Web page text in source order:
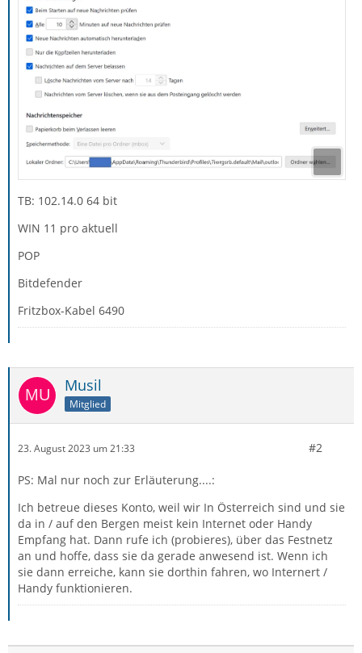
TB: 102.14.0 64 bit
WIN 11 pro aktuell
POP
Bitdefender
Fritzbox-Kabel 6490
Musil
Mitglied
23. August 2023 um 21:33 #2
PS: Mal nur noch zur Erläuterung....:
Ich betreue dieses Konto, weil wir In Österreich sind und sie
da in / auf den Bergen meist kein Internet oder Handy
Empfang hat. Dann rufe ich (probieres), über das Festnetz
an und hoffe, dass sie da gerade anwesend ist. Wenn ich
sie dann erreiche, kann sie dorthin fahren, wo Internert /
Handy funktionieren.